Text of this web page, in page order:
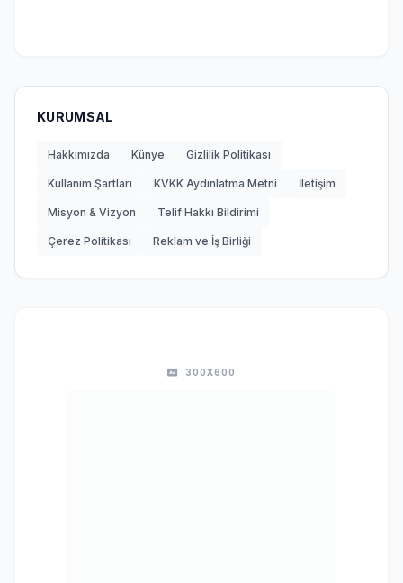
KURUMSAL
Hakkımızda Künye Gizlilik Politikası
Kullanım Şartları KVKK Aydınlatma Metni İletişim
Misyon & Vizyon Telif Hakkı Bildirimi
Çerez Politikası Reklam ve İş Birliği
300X600